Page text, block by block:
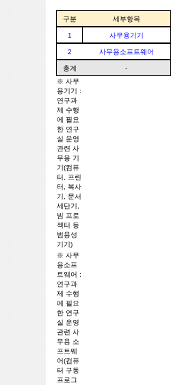
구분 세부항목
1 사무용기기
2 사무용소프트웨어
총계 -
※ 사무
용기기 :
연구과
제 수행
에 필요
한 연구
실 운영
관련 사
무용 기
기(컴퓨
터, 프린
터, 복사
기, 문서
세단기,
빔 프로
젝터 등
범용성
기기)
※ 사무
용소프
트웨어 :
연구과
제 수행
에 필요
한 연구
실 운영
관련 사
무용 소
프트웨
어(컴퓨
터 구동
프로그